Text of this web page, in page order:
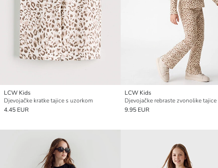
LCW Kids
Djevojačke kratke tajice s uzorkom
4.45 EUR
LCW Kids
9.95 EUR